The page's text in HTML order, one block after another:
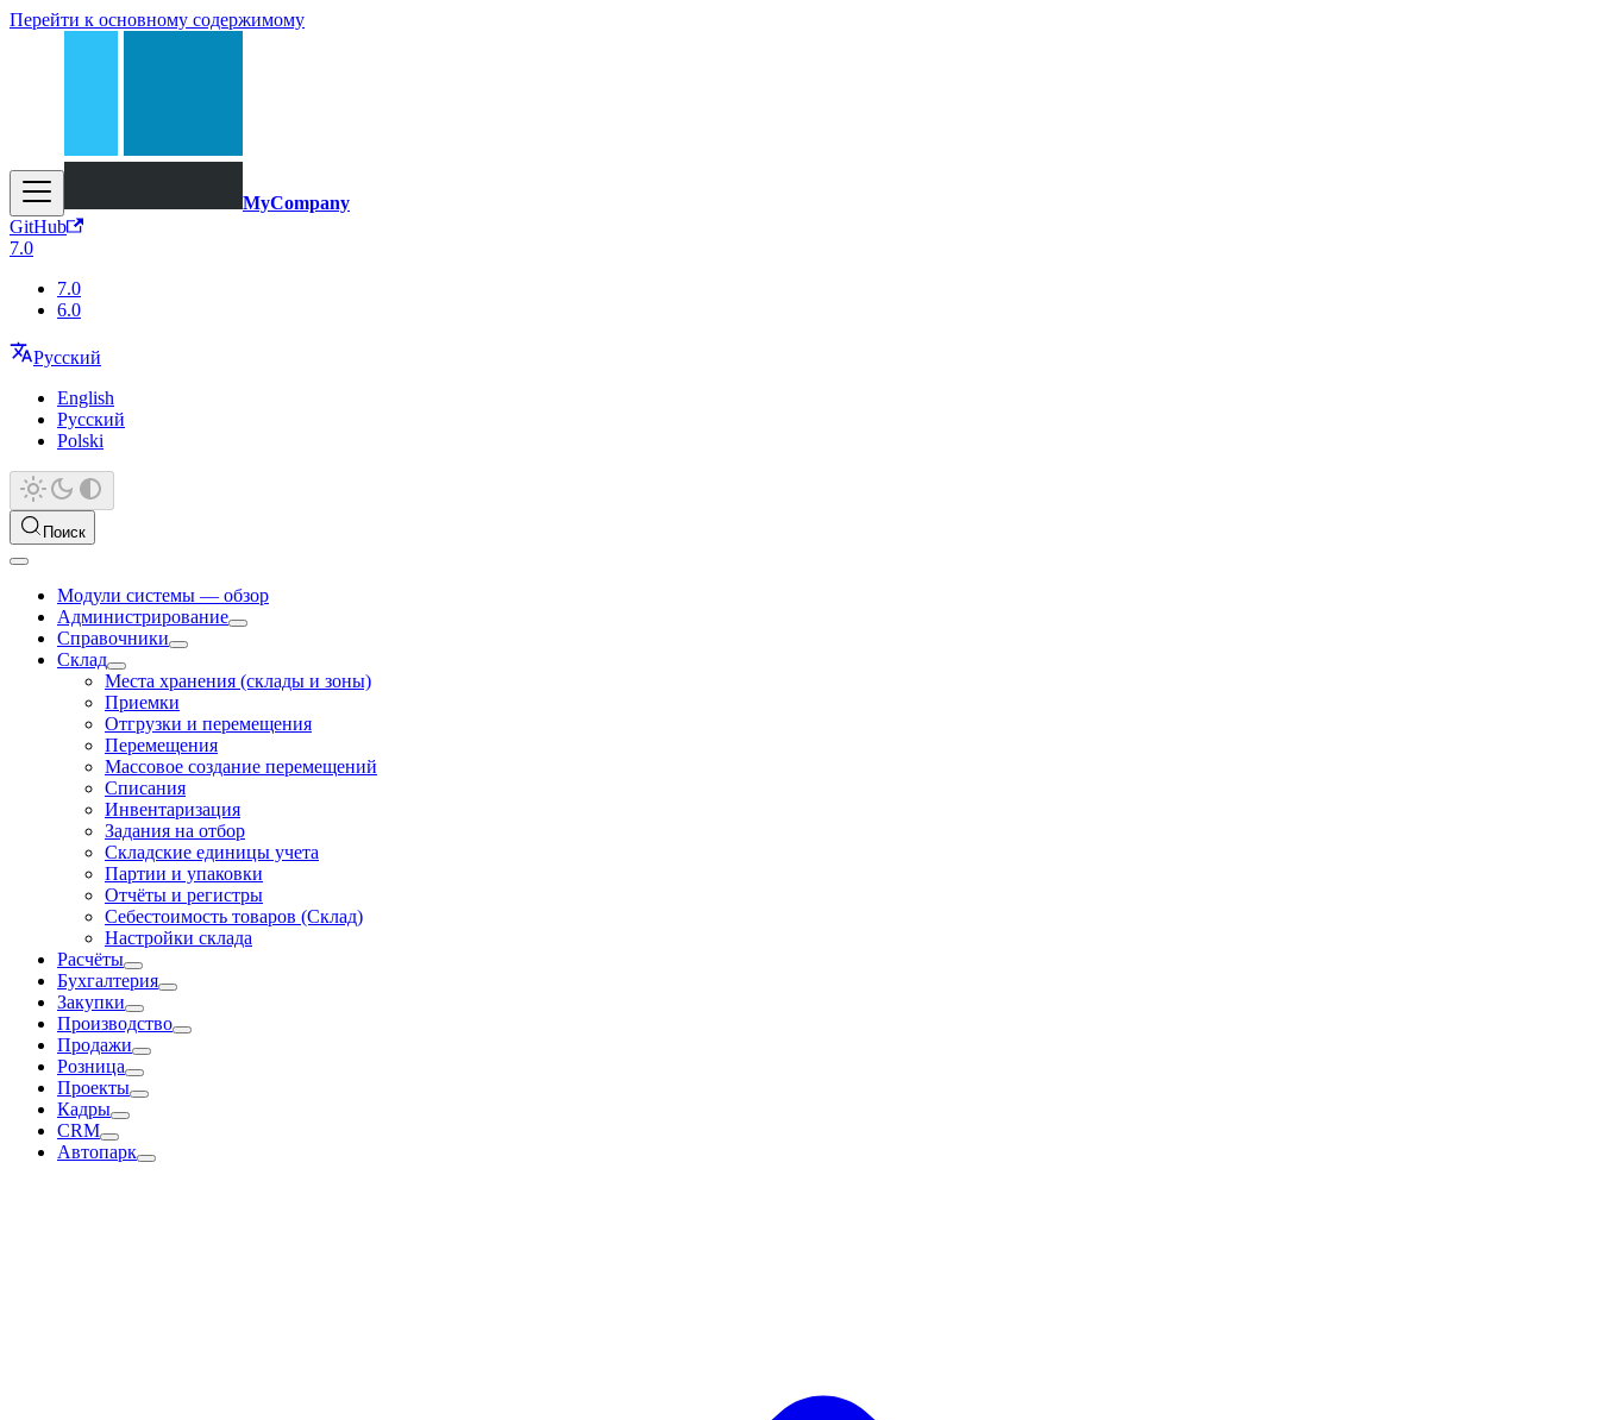
Перейти к основному содержимому
MyCompany
GitHub
7.0
7.0
6.0
Русский
English
Русский
Polski
Поиск
Модули системы — обзор
Администрирование
Справочники
Склад
Места хранения (склады и зоны)
Приемки
Отгрузки и перемещения
Перемещения
Массовое создание перемещений
Списания
Инвентаризация
Задания на отбор
Складские единицы учета
Партии и упаковки
Отчёты и регистры
Себестоимость товаров (Склад)
Настройки склада
Расчёты
Бухгалтерия
Закупки
Производство
Продажи
Розница
Проекты
Кадры
CRM
Автопарк